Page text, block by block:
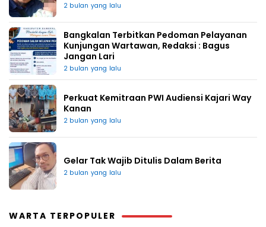
2 bulan yang lalu
Bangkalan Terbitkan Pedoman Pelayanan
Kunjungan Wartawan, Redaksi : Bagus
Jangan Lari
2 bulan yang lalu
Perkuat Kemitraan PWI Audiensi Kajari Way
Kanan
2 bulan yang lalu
Gelar Tak Wajib Ditulis Dalam Berita
2 bulan yang lalu
WARTA TERPOPULER